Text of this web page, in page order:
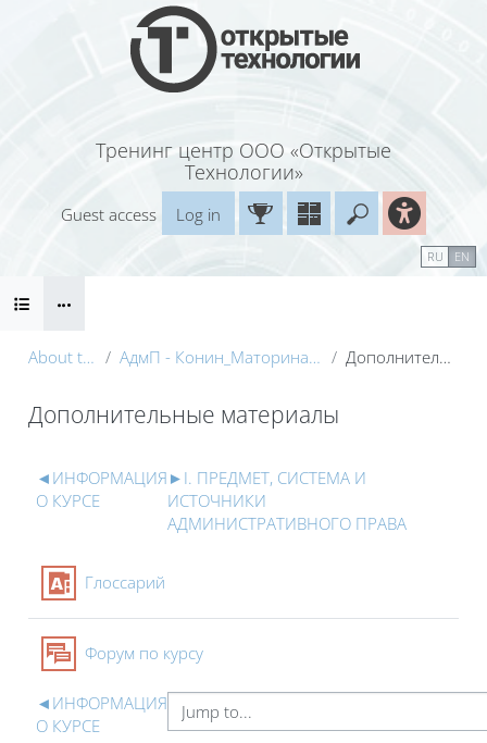
Skip to main content
Тренинг центр ООО «Открытые
Технологии»
Enter your
Guest access
Log in
RU EN
Blocks
About the course АдмП - Конин_Маторина (Электронный курс)_Демо Дополнительные материалы
Дополнительные материалы
Section outline
◄ ИНФОРМАЦИЯ
О КУРСЕ
► I. ПРЕДМЕТ, СИСТЕМА И
ИСТОЧНИКИ
АДМИНИСТРАТИВНОГО ПРАВА
Глоссарий
Форум по курсу
◄ ИНФОРМАЦИЯ
О КУРСЕ